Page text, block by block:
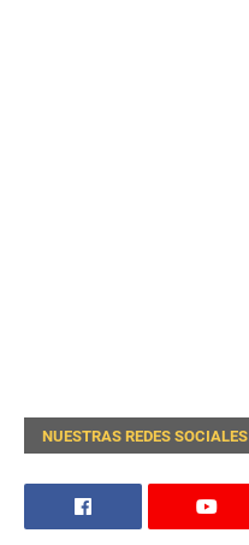
NUESTRAS REDES SOCIALES